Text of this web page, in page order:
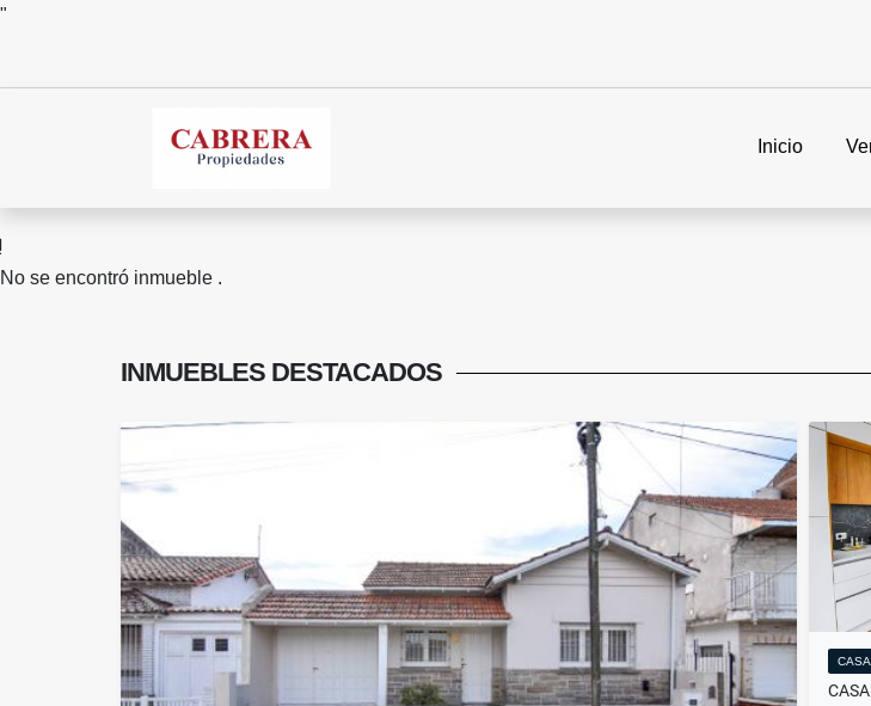
"
Inicio
No se encontró inmueble .
INMUEBLES DESTACADOS
CASA